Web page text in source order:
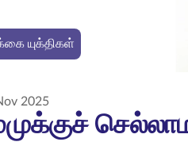
யுக்திகள்
2025